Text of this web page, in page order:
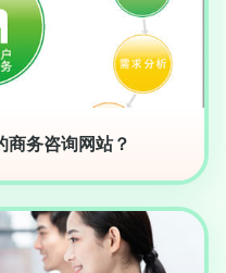
商务咨询网站？